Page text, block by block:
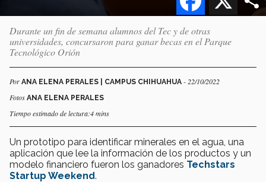
Durante un fin de semana alumnos del Tec y de otras
universidades, concursaron para ganar becas en el Parque
Tecnológico Orión
Por ANA ELENA PERALES | CAMPUS CHIHUAHUA - 22/10/2022
Fotos ANA ELENA PERALES
Tiempo estimado de lectura:4 mins
Un prototipo para identificar minerales en el agua, una
aplicación que lee la información de los productos y un
modelo financiero fueron los ganadores Techstars
Startup Weekend.